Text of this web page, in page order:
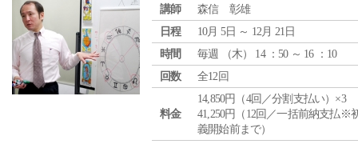
講師
森信 彰雄
日程
10月 5日 ～ 12月 21日
時間
毎週 （木） 14 ：50 ～ 16 ：10
回数
全12回
料金
14,850円（4回／分割支払い）×3
41,250円（12回／一括前納支払※
義開始前まで）